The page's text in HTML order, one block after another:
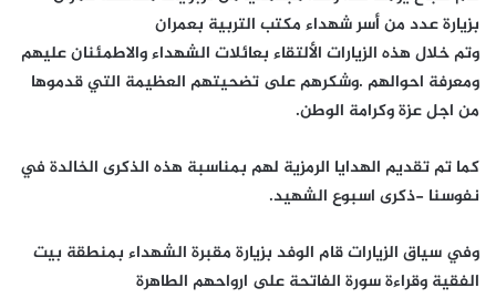
بزيارة عدد من أسر شهداء مكتب التربية بعمران
وتم خلال هذه الزيارات الألتقاء بعائلات الشهداء والاطمئنان عليهم
ومعرفة احوالهم .وشكرهم على تضحيتهم العظيمة التي قدموها
من اجل عزة وكرامة الوطن.
كما تم تقديم الهدايا الرمزية لهم بمناسبة هذه الذكرى الخالدة في
نفوسنا -ذكرى اسبوع الشهيد.
وفي سياق الزيارات قام الوفد بزيارة مقبرة الشهداء بمنطقة بيت
الفقية وقراءة سورة الفاتحة على ارواحهم الطاهرة